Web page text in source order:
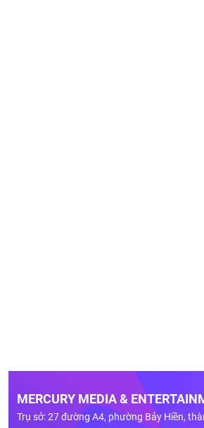
MERCURY MEDIA &
Trụ sở: 27 đường A4, phường Bảy Hiền,